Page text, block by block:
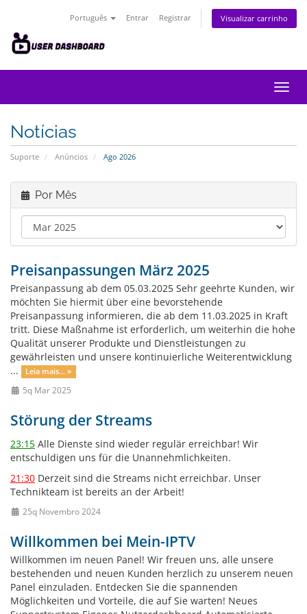
Português Entrar Registrar Visualizar carrinho
Notícias
Suporte Anúncios Ago 2026
Por Mês
Preisanpassungen März 2025
Preisanpassung ab dem 05.03.2025 Sehr geehrte Kunden, wir
möchten Sie hiermit über eine bevorstehende
Preisanpassung informieren, die ab dem 11.03.2025 in Kraft
tritt. Diese Maßnahme ist erforderlich, um weiterhin die hohe
Qualität unserer Produkte und Dienstleistungen zu
gewährleisten und unsere kontinuierliche Weiterentwicklung
...
Leia mais... »
5q Mar 2025
Störung der Streams
23:15 Alle Dienste sind wieder regulär erreichbar! Wir
entschuldigen uns für die Unannehmlichkeiten.
21:30 Derzeit sind die Streams nicht erreichbar. Unser
Technikteam ist bereits an der Arbeit!
25q Novembro 2024
Willkommen bei Mein-IPTV
Willkommen im neuen Panel! Wir freuen uns, alle unsere
bestehenden und neuen Kunden herzlich zu unserem neuen
Panel einzuladen. Entdecken Sie die spannenden
Möglichkeiten und Vorteile, die auf Sie warten! Neues